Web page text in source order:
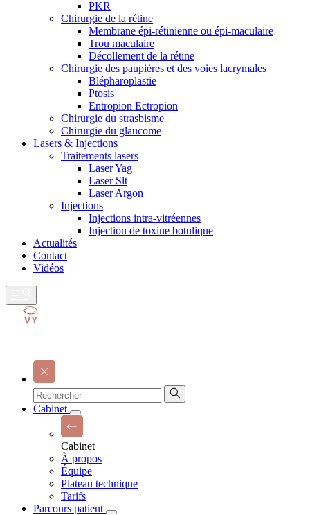
PKR
Chirurgie de la rétine
Membrane épi-rétinienne ou épi-maculaire
Trou maculaire
Décollement de la rétine
Chirurgie des paupières et des voies lacrymales
Blépharoplastie
Ptosis
Entropion Ectropion
Chirurgie du strasbisme
Chirurgie du glaucome
Lasers & Injections
Traitements lasers
Laser Yag
Laser Slt
Laser Argon
Injections
Injections intra-vitréennes
Injection de toxine botulique
Actualités
Contact
Vidéos
Cabinet
Cabinet
À propos
Équipe
Plateau technique
Tarifs
Parcours patient